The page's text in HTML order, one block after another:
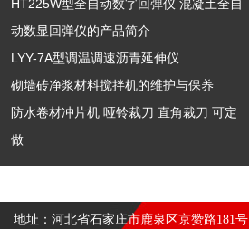
HT225W型全自动数字回弹仪 混凝土全自
动数显回弹仪的产品简介
LYY-7A型调温调速沥青延伸仪
砌墙砖净浆材料搅拌机的维护与保养
防水卷材冲片机 哑铃裁刀 直角裁刀 可定
做
地址：河北省石家庄市鹿泉区京赞路181号